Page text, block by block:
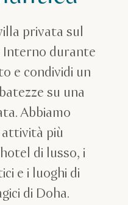
privata sul
Interno durante
e condividi un
su una
Abbiamo
più
di lusso, i
e i luoghi di
di Doha.